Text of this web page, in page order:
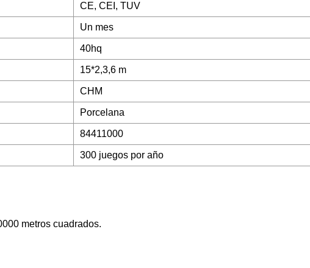
CE, CEI, TUV
Un mes
40hq
15*2,3,6 m
CHM
Porcelana
84411000
300 juegos por año
metros cuadrados.